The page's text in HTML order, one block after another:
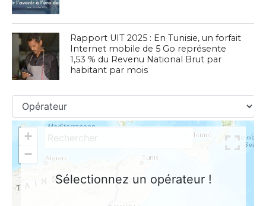
Rapport UIT 2025 : En Tunisie, un forfait
Internet mobile de 5 Go représente
1,53 % du Revenu National Brut par
habitant par mois